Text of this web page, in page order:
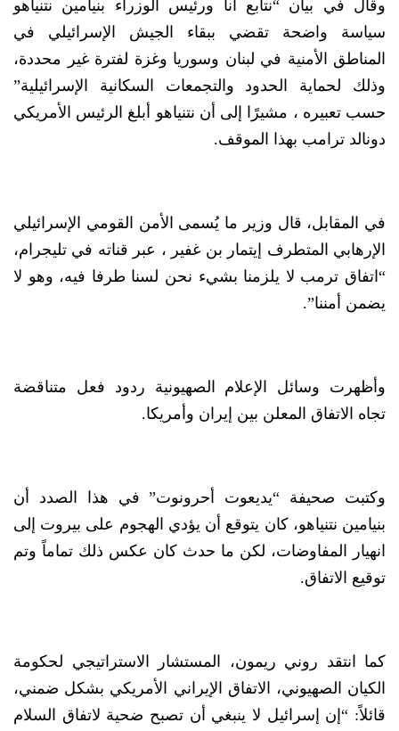
وقال في بيان “نتابع أنا ورئيس الوزراء بنيامين نتنياهو
سياسة واضحة تقضي ببقاء الجيش الإسرائيلي في
المناطق الأمنية في لبنان وسوريا وغزة لفترة غير محددة،
وذلك لحماية الحدود والتجمعات السكانية الإسرائيلية”
حسب تعبيره ، مشيرًا إلى أن نتنياهو أبلغ الرئيس الأمريكي
دونالد ترامب بهذا الموقف.
في المقابل، قال وزير ما يُسمى الأمن القومي الإسرائيلي
الإرهابي المتطرف إيتمار بن غفير ، عبر قناته في تليجرام،
“اتفاق ترمب لا يلزمنا بشيء نحن لسنا طرفا فيه، وهو لا
يضمن أمننا”.
وأظهرت وسائل الإعلام الصهيونية ردود فعل متناقضة
تجاه الاتفاق المعلن بين إيران وأمريكا.
وكتبت صحيفة “يديعوت أحرونوت” في هذا الصدد أن
بنيامين نتنياهو، كان يتوقع أن يؤدي الهجوم على بيروت إلى
انهيار المفاوضات، لكن ما حدث كان عكس ذلك تماماً وتم
توقيع الاتفاق.
كما انتقد روني ريمون، المستشار الاستراتيجي لحكومة
الكيان الصهيوني، الاتفاق الإيراني الأمريكي بشكل ضمني،
قائلاً: “إن إسرائيل لا ينبغي أن تصبح ضحية لاتفاق السلام